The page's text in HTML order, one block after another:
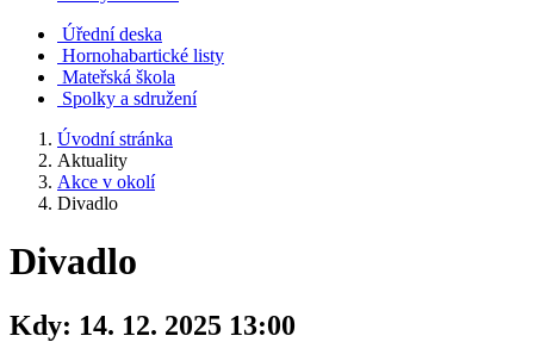
Úřední deska
Hornohabartické listy
Mateřská škola
Spolky a sdružení
Úvodní stránka
Aktuality
Akce v okolí
Divadlo
Divadlo
Kdy: 14. 12. 2025 13:00